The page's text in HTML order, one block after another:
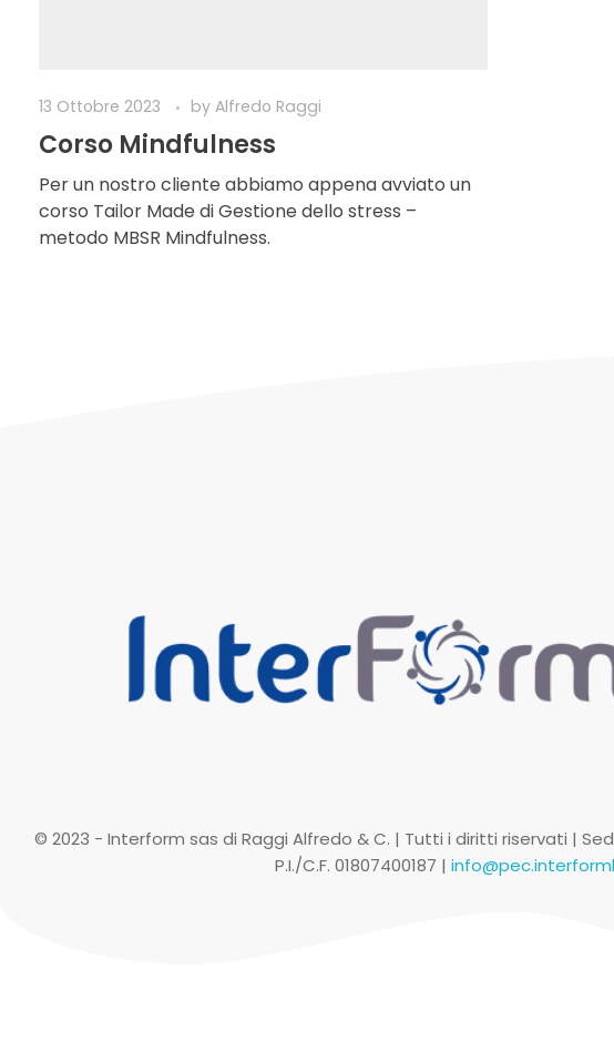
13 Ottobre 2023 by Alfredo Raggi
Corso Mindfulness
Per un nostro cliente abbiamo appena avviato un
corso Tailor Made di Gestione dello stress –
metodo MBSR Mindfulness.
© 2023 - Interform sas di Raggi Alfredo & C. | Tutti i diritti riservati |
P.I./C.F. 01807400187 |